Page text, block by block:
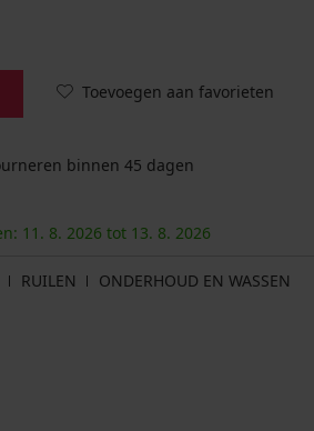
Toevoegen aan favorieten
binnen 45 dagen
11. 8. 2026 tot 13. 8. 2026
RUILEN
ONDERHOUD EN WASSEN